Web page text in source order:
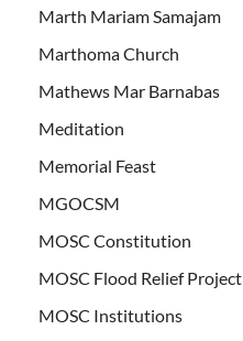
Marth Mariam Samajam
Marthoma Church
Mathews Mar Barnabas
Meditation
Memorial Feast
MGOCSM
MOSC Constitution
MOSC Flood Relief Project
MOSC Institutions